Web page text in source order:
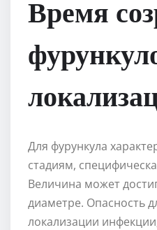
Время
Для фурункула
стадиям,
Величина может
диаметре. Опасность
локализации